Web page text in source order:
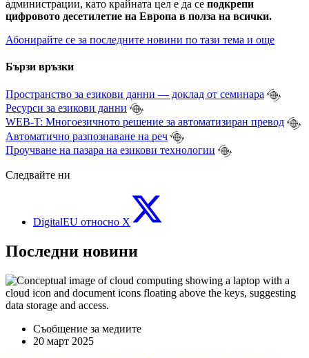
администрации, като крайната цел е да се подкрепи
цифровото десетилетие на Европа в полза на всички.
Абонирайте се за последните новини по тази тема и още
Бързи връзки
Пространство за езикови данни — доклад от семинара
Ресурси за езикови данни
WEB-T: Многоезичното решение за автоматизиран превод
Автоматично разпознаване на реч
Проучване на пазара на езикови технологии
Следвайте ни
DigitalEU относно X
Последни новини
Съобщение за медиите
20 март 2025